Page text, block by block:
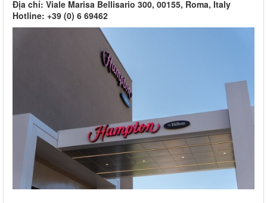
Địa chỉ: Viale Marisa Bellisario 300, 00155, Roma, Italy
Hotline: +39 (0) 6 69462